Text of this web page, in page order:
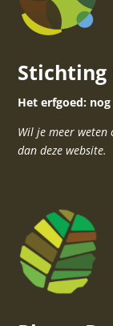
Stichting
Het erfgoed:
Wil je meer weten
dan deze website.